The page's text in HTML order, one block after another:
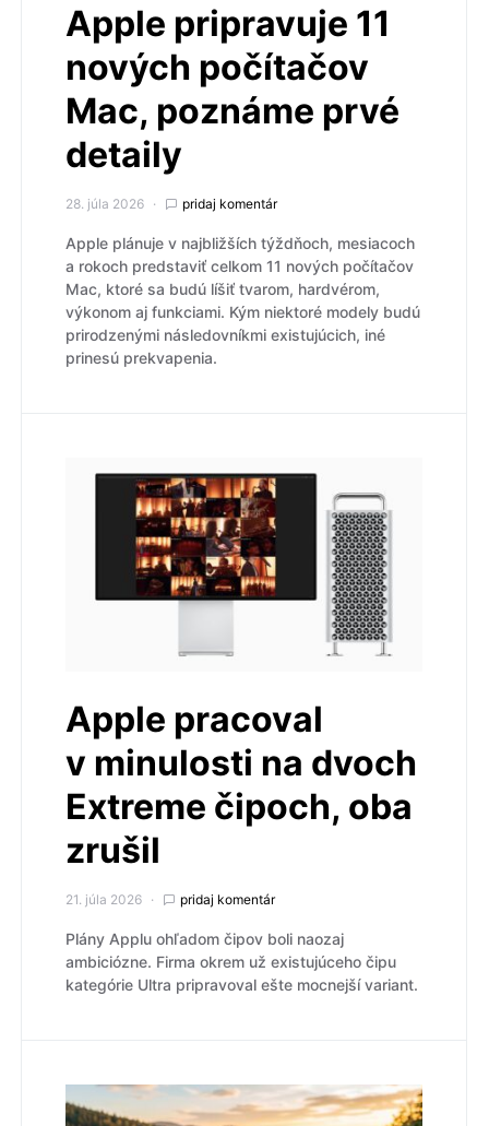
Apple pripravuje 11
nových počítačov
Mac, poznáme prvé
detaily
28. júla 2026 pridaj komentár
Apple plánuje v najbližších týždňoch, mesiacoch
a rokoch predstaviť celkom 11 nových počítačov
Mac, ktoré sa budú líšiť tvarom, hardvérom,
výkonom aj funkciami. Kým niektoré modely budú
prirodzenými následovníkmi existujúcich, iné
prinesú prekvapenia.
Apple pracoval
v minulosti na dvoch
Extreme čipoch, oba
zrušil
21. júla 2026 pridaj komentár
Plány Applu ohľadom čipov boli naozaj
ambiciózne. Firma okrem už existujúceho čipu
kategórie Ultra pripravoval ešte mocnejší variant.